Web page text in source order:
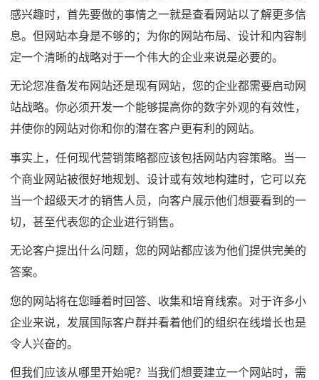
感兴趣时，首先要做的事情之一就是查看网站以了解更多信
息。但网站本身是不够的；为你的网站布局、设计和内容制
定一个清晰的战略对于一个伟大的企业来说是必要的。
无论您准备发布网站还是现有网站，您的企业都需要启动网
站战略。你必须开发一个能够提高你的数字外观的有效性，
并使你的网站对你和你的潜在客户更有利的网站。
事实上，任何现代营销策略都应该包括网站内容策略。当一
个商业网站被很好地规划、设计或有效地构建时，它可以充
当一个超级天才的销售人员，向客户展示他们想要看到的一
切，甚至代表您的企业进行销售。
无论客户提出什么问题，您的网站都应该为他们提供完美的
答案。
您的网站将在您睡着时回答、收集和培育线索。对于许多小
企业来说，发展国际客户群并看着他们的组织在线增长也是
令人兴奋的。
但我们应该从哪里开始呢？当我们想要建立一个网站时，需